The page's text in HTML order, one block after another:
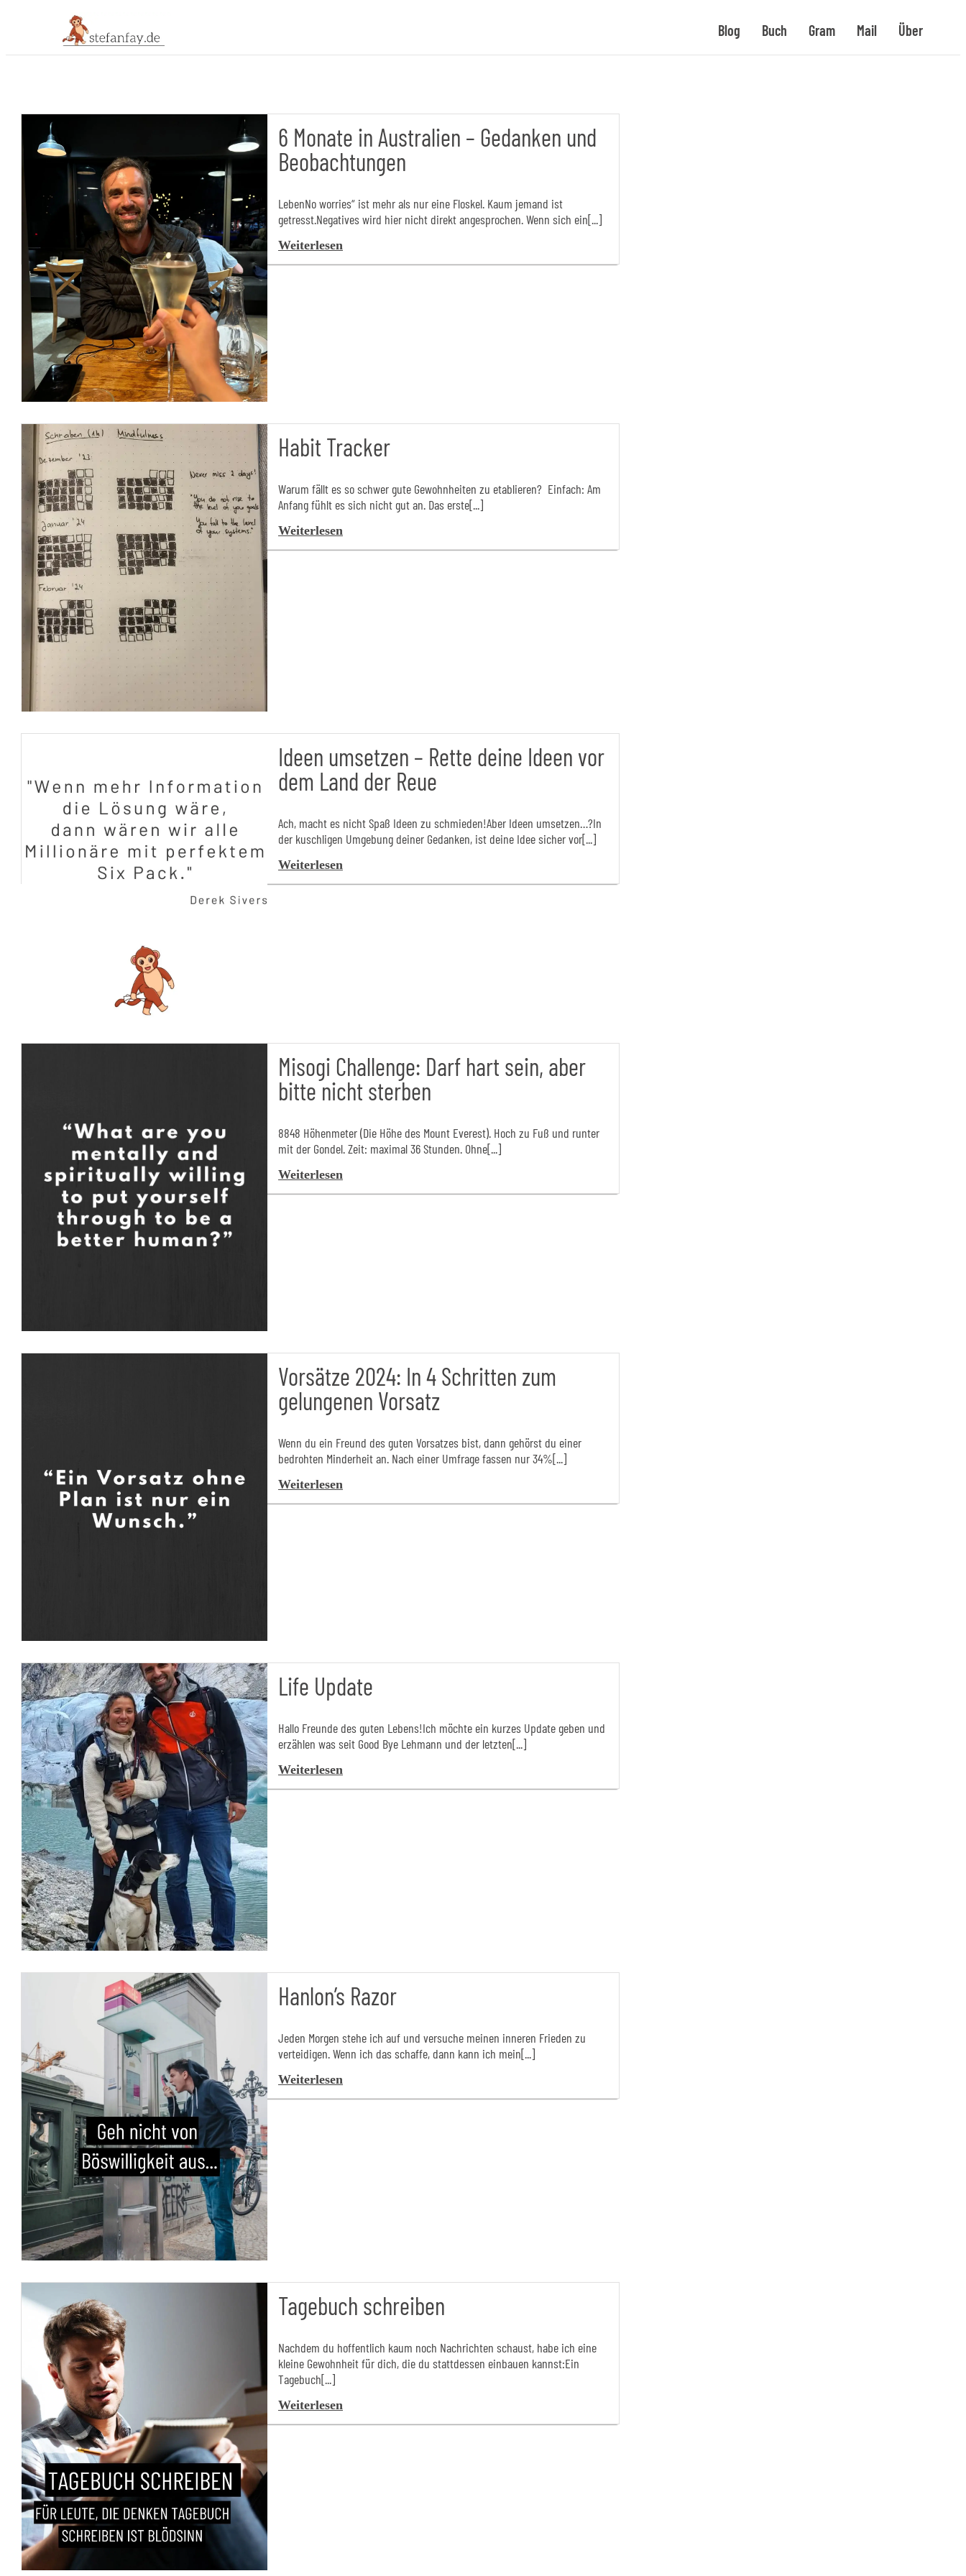
Blog Buch Gram Mail Über
6 Monate in Australien – Gedanken und
Beobachtungen
LebenNo worries“ ist mehr als nur eine Floskel. Kaum jemand ist
getresst.Negatives wird hier nicht direkt angesprochen. Wenn sich ein[...]
Weiterlesen
Habit Tracker
Warum fällt es so schwer gute Gewohnheiten zu etablieren? Einfach: Am
Anfang fühlt es sich nicht gut an. Das erste[...]
Weiterlesen
Ideen umsetzen – Rette deine Ideen vor
dem Land der Reue
Ach, macht es nicht Spaß Ideen zu schmieden!Aber Ideen umsetzen…?In
der kuschligen Umgebung deiner Gedanken, ist deine Idee sicher vor[...]
Weiterlesen
Misogi Challenge: Darf hart sein, aber
bitte nicht sterben
8848 Höhenmeter (Die Höhe des Mount Everest). Hoch zu Fuß und runter
mit der Gondel. Zeit: maximal 36 Stunden. Ohne[...]
Weiterlesen
Vorsätze 2024: In 4 Schritten zum
gelungenen Vorsatz
Wenn du ein Freund des guten Vorsatzes bist, dann gehörst du einer
bedrohten Minderheit an. Nach einer Umfrage fassen nur 34%[...]
Weiterlesen
Life Update
Hallo Freunde des guten Lebens!Ich möchte ein kurzes Update geben und
erzählen was seit Good Bye Lehmann und der letzten[...]
Weiterlesen
Hanlon’s Razor
Jeden Morgen stehe ich auf und versuche meinen inneren Frieden zu
verteidigen. Wenn ich das schaffe, dann kann ich mein[...]
Weiterlesen
Tagebuch schreiben
Nachdem du hoffentlich kaum noch Nachrichten schaust, habe ich eine
kleine Gewohnheit für dich, die du stattdessen einbauen kannst:Ein
Tagebuch[...]
Weiterlesen